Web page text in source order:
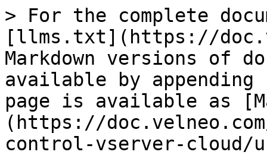
> For the complete
[llms.txt](https://
Markdown versions of
available by
page is available as
(https://
control-vserver-cloud/